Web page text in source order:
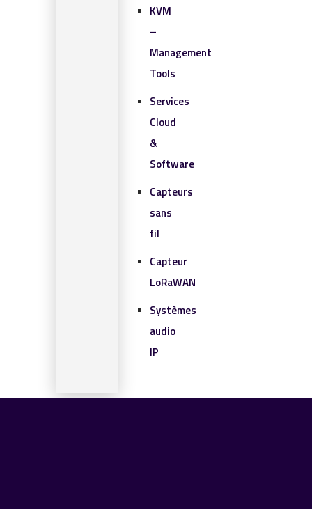
KVM
–
Management
Tools
Services
Cloud
&
Software
Capteurs
sans
fil
Capteur
LoRaWAN
Systèmes
audio
IP